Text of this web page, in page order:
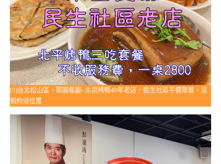
(3)台北松山區。聚園餐廳~北京烤鴨40年老店，民生社區平價聚餐，沒
預約沒位置